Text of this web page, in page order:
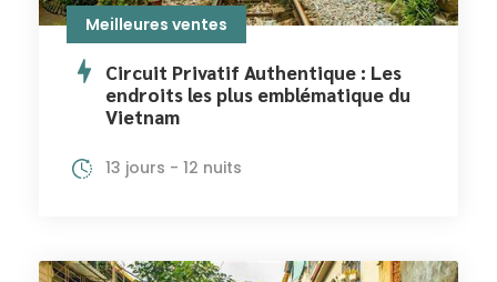
Meilleures ventes
Circuit Privatif Authentique : Les
endroits les plus emblématique du
Vietnam
13 jours - 12 nuits